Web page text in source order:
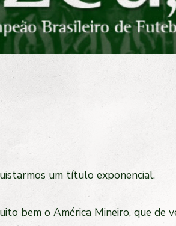
um título exponencial.
bem o América Mineiro, que de